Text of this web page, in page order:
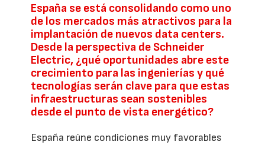
España se está consolidando como uno
de los mercados más atractivos para la
implantación de nuevos data centers.
Desde la perspectiva de Schneider
Electric, ¿qué oportunidades abre este
crecimiento para las ingenierías y qué
tecnologías serán clave para que estas
infraestructuras sean sostenibles
desde el punto de vista energético?
España reúne condiciones muy favorables